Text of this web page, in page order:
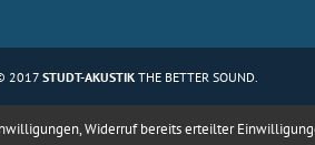
2017 STUDT-AKUSTIKTHE BETTER SOUND.
Widerruf bereits erteilter